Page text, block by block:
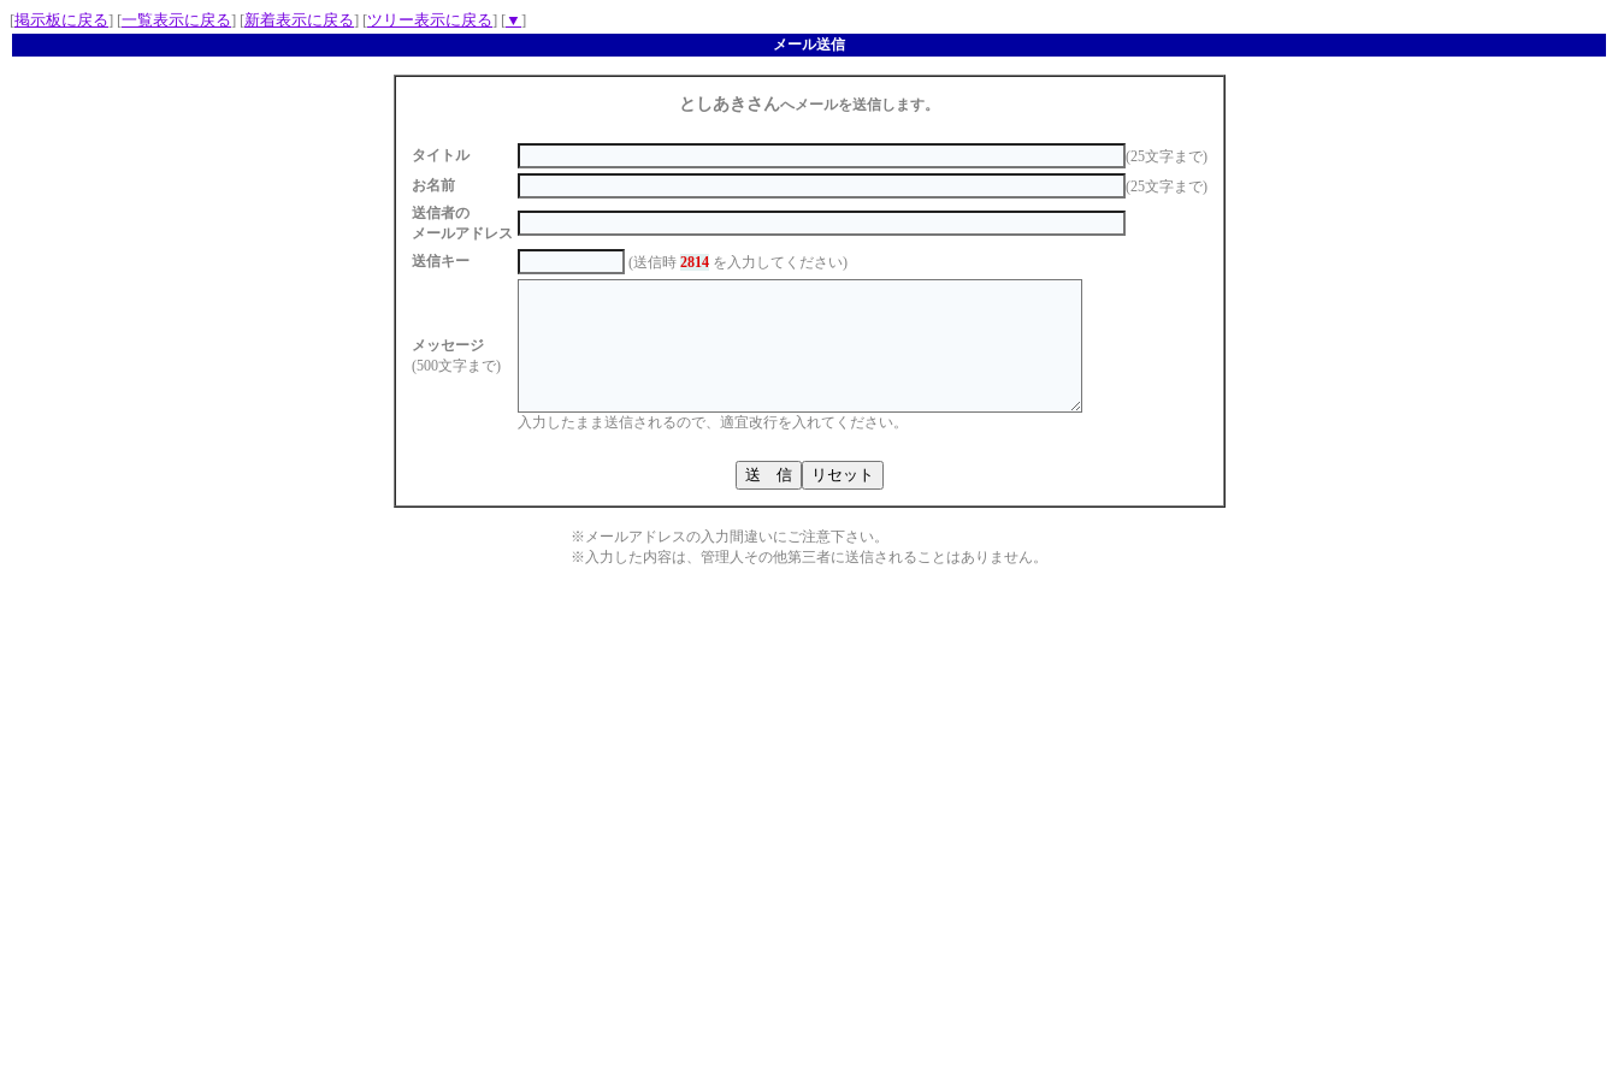
[掲示板に戻る] [一覧表示に戻る] [新着表示に戻る] [ツリー表示に戻る] [▼ ]
メール送信
としあきさんへメールを送信します。
タイトル
(25文字まで)
お名前
(25文字まで)
送信者の
メールアドレス
送信キー
(送信時 2814を入力してください)
メッセージ
(500文字まで)
入力したまま送信されるので、適宜改行を入れてください。
※メールアドレスの入力間違いにご注意下さい。
※入力した内容は、管理人その他第三者に送信されることはありません。